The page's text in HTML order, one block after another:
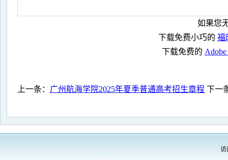
如果您
下载免费小巧的 福
下载免费的
上一条： 广州航海学院2025年夏季普通高考招生章程 下一
访